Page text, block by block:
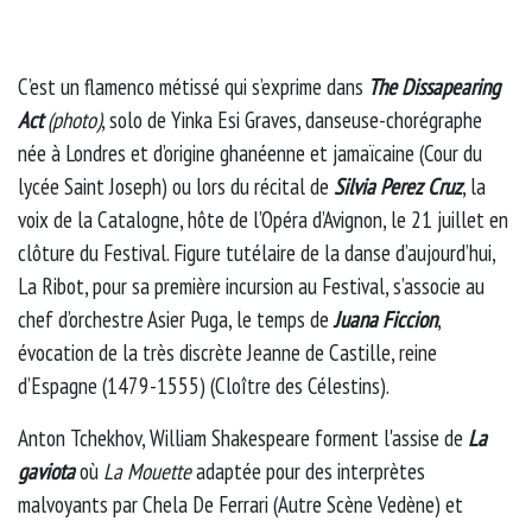
C’est un flamenco métissé qui s’exprime dans The Dissapearing
Act(photo), solo de Yinka Esi Graves, danseuse-chorégraphe
née à Londres et d’origine ghanéenne et jamaïcaine (Cour du
lycée Saint Joseph) ou lors du récital de Silvia Perez Cruz, la
voix de la Catalogne, hôte de l’Opéra d’Avignon, le 21 juillet en
clôture du Festival. Figure tutélaire de la danse d’aujourd’hui,
La Ribot, pour sa première incursion au Festival, s’associe au
chef d’orchestre Asier Puga, le temps de Juana Ficcion,
évocation de la très discrète Jeanne de Castille, reine
d’Espagne (1479-1555) (Cloître des Célestins).
Anton Tchekhov, William Shakespeare forment l'assise de La
gaviotaoù La Mouetteadaptée pour des interprètes
malvoyants par Chela De Ferrari (Autre Scène Vedène) et